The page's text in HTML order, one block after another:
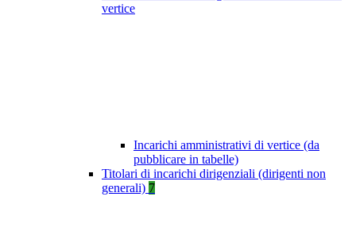
vertice
Incarichi amministrativi di vertice (da
pubblicare in tabelle)
Titolari di incarichi dirigenziali (dirigenti non
generali) 7